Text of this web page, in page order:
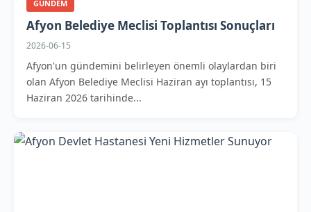
GUNDEM
Afyon Belediye Meclisi Toplantısı Sonuçları
2026-06-15
Afyon'un gündemini belirleyen önemli olaylardan biri
olan Afyon Belediye Meclisi Haziran ayı toplantısı, 15
Haziran 2026 tarihinde...